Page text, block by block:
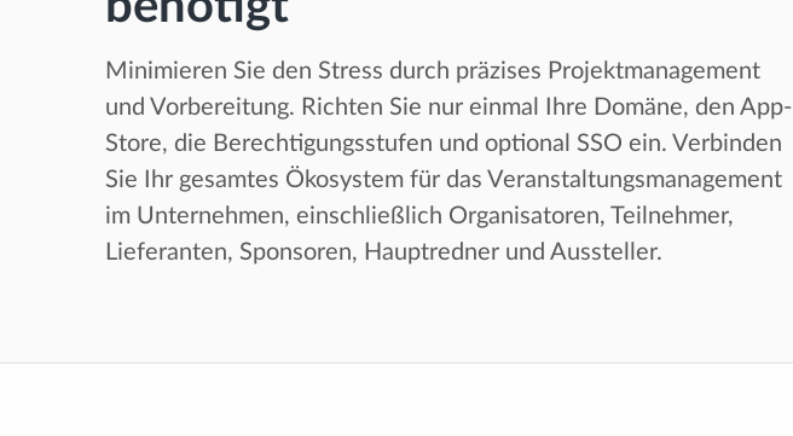
Minimieren Sie den Stress durch präzises Projektmanagement
und Vorbereitung. Richten Sie nur einmal Ihre Domäne, den App-
Store, die Berechtigungsstufen und optional SSO ein. Verbinden
Sie Ihr gesamtes Ökosystem für das Veranstaltungsmanagement
im Unternehmen, einschließlich Organisatoren, Teilnehmer,
Lieferanten, Sponsoren, Hauptredner und Aussteller.